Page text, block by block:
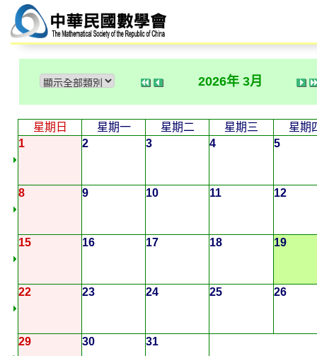
2026年 3月
星期日 星期一 星期二 星期三
星期
1
2 3 4 5
8 9 10 11 12
15 16 17 18 19
22 23 24 25 26
29 30 31